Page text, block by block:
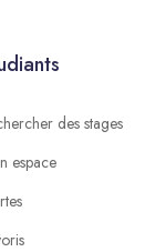
des stages
espace